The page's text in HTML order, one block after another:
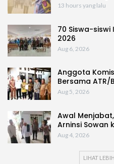
13 hours yang lalu
70 Siswa-siswi
2026
Aug 6, 2026
Anggota
Bersama ATR/
Aug 5, 2026
Awal
Arninsi Sowan
Aug 4, 2026
LIHAT